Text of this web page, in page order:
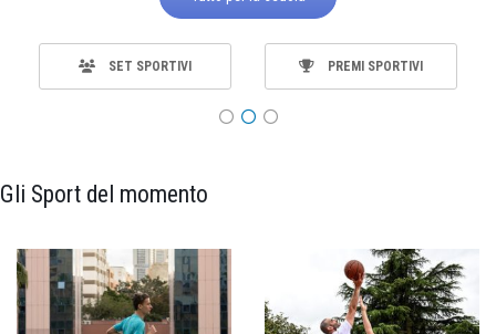
SET SPORTIVI PREMI SPORTIVI
Gli Sport del momento